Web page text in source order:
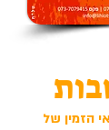
הזמין של